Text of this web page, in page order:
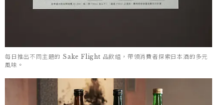
每日推出不同主題的 Sake Flight 品飲組，帶領消費者探索日本酒的多元
風味。